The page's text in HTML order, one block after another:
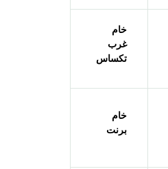
خام
غرب
تكساس
خام
برنت